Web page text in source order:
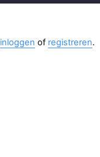
inloggen of registreren.